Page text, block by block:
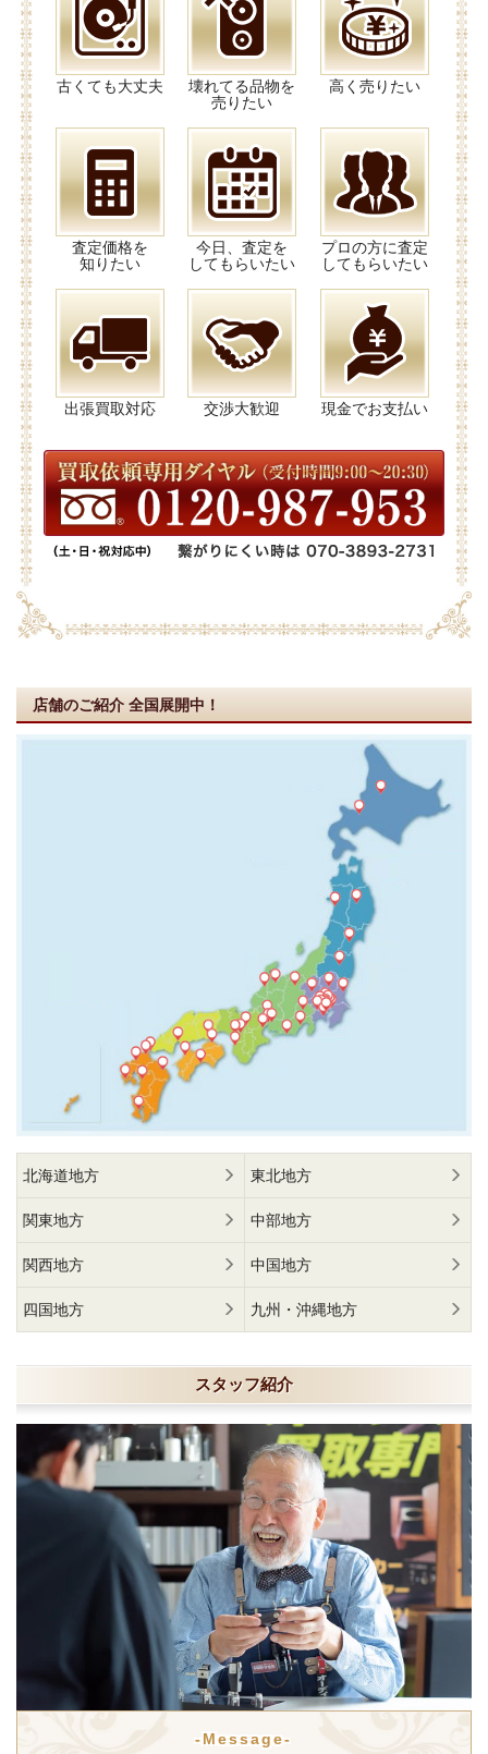
古くても大丈夫
壊れてる品物を
売りたい
高く売りたい
査定価格を
知りたい
今日、査定を
してもらいたい
プロの方に査定
してもらいたい
出張買取対応 交渉大歓迎 現金でお支払い
店舗のご紹介 全国展開中！
北海道地方 東北地方
関東地方 中部地方
関西地方 中国地方
四国地方 九州・沖縄地方
スタッフ紹介
-Message-